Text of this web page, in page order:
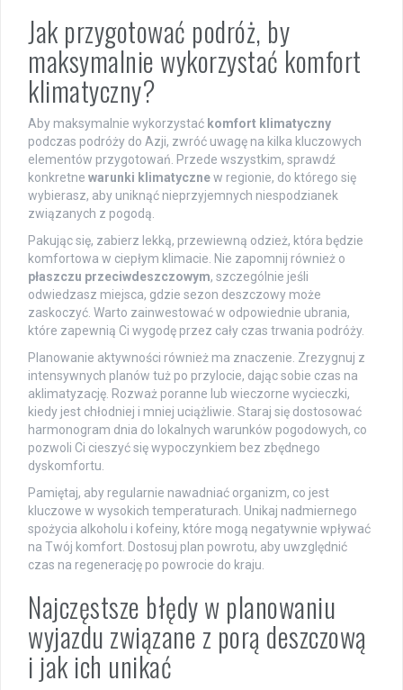
Jak przygotować podróż, by
maksymalnie wykorzystać komfort
klimatyczny?
Aby maksymalnie wykorzystać komfort klimatyczny
podczas podróży do Azji, zwróć uwagę na kilka kluczowych
elementów przygotowań. Przede wszystkim, sprawdź
konkretne warunki klimatycznew regionie, do którego się
wybierasz, aby uniknąć nieprzyjemnych niespodzianek
związanych z pogodą.
Pakując się, zabierz lekką, przewiewną odzież, która będzie
komfortowa w ciepłym klimacie. Nie zapomnij również o
płaszczu przeciwdeszczowym, szczególnie jeśli
odwiedzasz miejsca, gdzie sezon deszczowy może
zaskoczyć. Warto zainwestować w odpowiednie ubrania,
które zapewnią Ci wygodę przez cały czas trwania podróży.
Planowanie aktywności również ma znaczenie. Zrezygnuj z
intensywnych planów tuż po przylocie, dając sobie czas na
aklimatyzację. Rozważ poranne lub wieczorne wycieczki,
kiedy jest chłodniej i mniej uciążliwie. Staraj się dostosować
harmonogram dnia do lokalnych warunków pogodowych, co
pozwoli Ci cieszyć się wypoczynkiem bez zbędnego
dyskomfortu.
Pamiętaj, aby regularnie nawadniać organizm, co jest
kluczowe w wysokich temperaturach. Unikaj nadmiernego
spożycia alkoholu i kofeiny, które mogą negatywnie wpływać
na Twój komfort. Dostosuj plan powrotu, aby uwzględnić
czas na regenerację po powrocie do kraju.
Najczęstsze błędy w planowaniu
wyjazdu związane z porą deszczową
i jak ich unikać